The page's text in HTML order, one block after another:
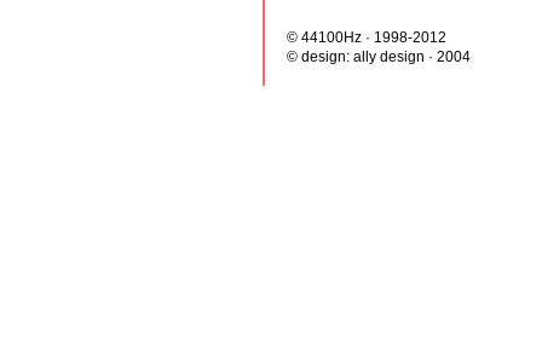
© 44100Hz · 1998-2012
© design: ally design · 2004